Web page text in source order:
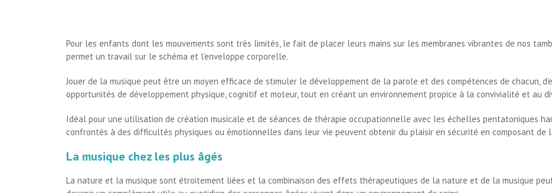
Pour les enfants dont les mouvements sont très limités, le fait de placer leurs mains sur les membranes vibrantes de nos
permet un travail sur le schéma et l’enveloppe corporelle.
Jouer de la musique peut être un moyen efficace de stimuler le développement de la parole et des compétences de chacun,
opportunités de développement physique, cognitif et moteur, tout en créant un environnement propice à la convivialité et au
Idéal pour une utilisation de création musicale et de séances de thérapie occupationnelle avec les échelles pentatoniques
confrontés à des difficultés physiques ou émotionnelles dans leur vie peuvent obtenir du plaisir en sécurité en composant de
La musique chez les plus âgés
La nature et la musique sont étroitement liées et la combinaison des effets thérapeutiques de la nature et de la musique